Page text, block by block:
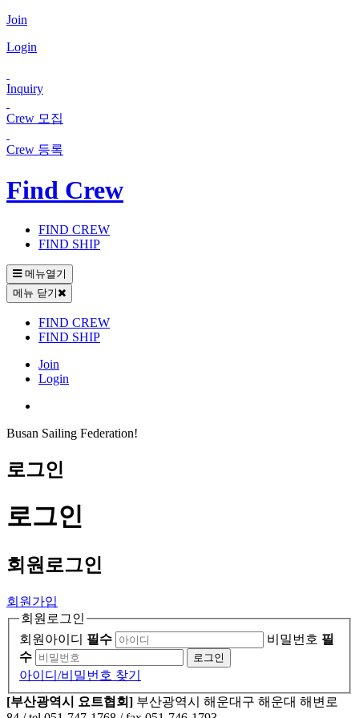
Join
Login
Inquiry
Crew 모집
Crew 등록
Find Crew
FIND CREW
FIND SHIP
메뉴열기
메뉴 닫기
FIND CREW
FIND SHIP
Join
Login
Busan Sailing Federation!
로그인
로그인
회원 로그인
회원가입
회원로그인
회원아이디 필수 비밀번호 필
수
로그인
아이디/비밀번호 찾기
[부산광역시 요트협회] 부산광역시 해운대구 해운대 해변로